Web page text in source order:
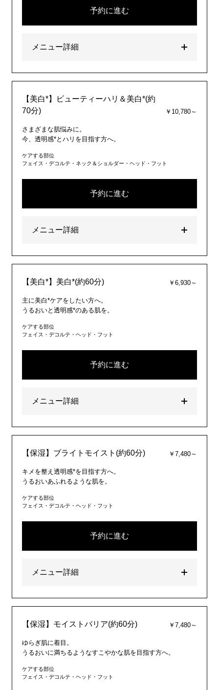
予約に進む
メニュー詳細
【美白*】ビューティーハリ＆美白*(約
70分)
￥10,780～
さまざまな肌悩みに。
今、透明感*とハリを目指す方へ。
ケアする部位
フェイス・デコルテ・ネック＆ショルダー・ヘッド・フット
予約に進む
メニュー詳細
【美白*】美白*(約60分) ￥6,930～
主に美白*ケアをしたい方へ。
うるおいと透明感*のある肌を。
ケアする部位
フェイス・デコルテ・ヘッド・フット
予約に進む
メニュー詳細
【保湿】ブライトモイスト(約60分) ￥7,480～
キメを整え透明感*を目指す方へ。
うるおいあふれるような肌を。
ケアする部位
フェイス・デコルテ・ヘッド・フット
予約に進む
メニュー詳細
【保湿】モイストバリア(約60分) ￥7,480～
ゆらぎ肌に着目。
うるおいに満ちるようなすこやかな肌を目指す方へ。
ケアする部位
フェイス・デコルテ・ヘッド・フット